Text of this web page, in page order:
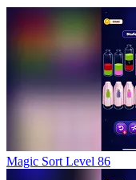
Magic Sort Level 86